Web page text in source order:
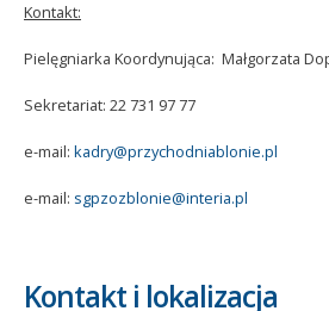
Kontakt:
Pielęgniarka Koordynująca: Małgorzata
Sekretariat: 22 731 97 77
e-mail: kadry@przychodniablonie.pl
e-mail: sgpzozblonie@interia.pl
Kontakt i lokalizacja